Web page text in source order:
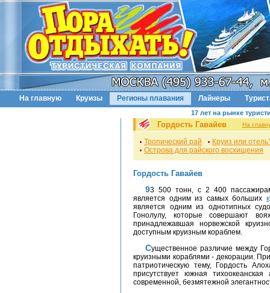
На главную Круизы Регионы плавания Лайнеры
17 лет на рынке
Гордость Гавайев На
Тропический рай
Круиз или
Острова для райского восхищения
Гордость Гавайев
93 500 тонн, с 2 400 пассажирами и 1 000 членов экипажа, Гордость Гавайев
является одним из самых больших
является одним из однотипных
Гонолулу, которые совершают
принадлежавшая норвежской
доступным круизным кораблем.
Существенное различие между Гордостью Гавайев и его однотипными гавайскими
круизными кораблями - декорации.
патриотическую тему, Гордость
присутствует южная
современной, безмятежной